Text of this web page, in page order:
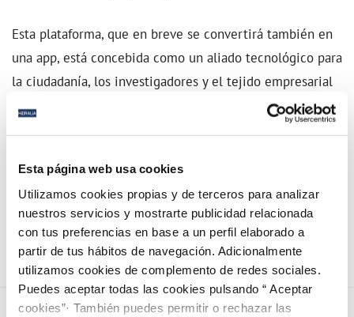
Esta página web usa cookies
Utilizamos cookies propias y de terceros para analizar
nuestros servicios y mostrarte publicidad relacionada
con tus preferencias en base a un perfil elaborado a
partir de tus hábitos de navegación. Adicionalmente
utilizamos cookies de complemento de redes sociales.
Puedes aceptar todas las cookies pulsando “ Aceptar
cookies”· También puedes permitir o rechazar las
Esta plataforma, que en breve se convertirá también en
una app, está concebida como un aliado tecnológico para
la ciudadanía, los investigadores y el tejido empresarial
ligado a la Economía Azul, reforzando la apuesta de
Desarrollo Sostenible (ODS).
Puedes consultarla aquí.